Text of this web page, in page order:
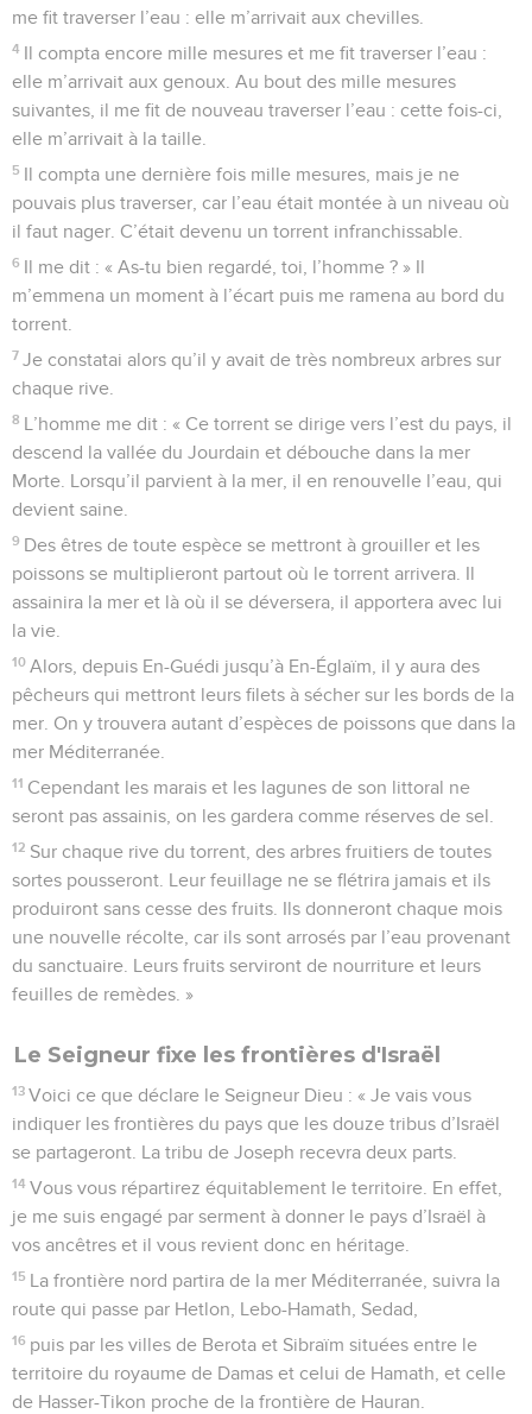
de Sadoc. Ils ont accompli fidèlement le service du Seigneur
et, contrairement aux lévites, ils n’ont pas abandonné Dieu
lorsque les Israélites se détournaient de lui.
dans le territoire réservé au Seigneur ; elle sera voisine de
celle des lévites.
Toutes deux auront vingt-cinq mille mesures de longueur sur
dans cette partie du pays, qui est la plus importante de
toutes, car elle est consacrée au Seigneur. »
Les parts de la ville et du prince
15
« Sur ce territoire réservé, il restera un terrain de cinq mille
mesures de largeur sur vingt-cinq mille de longueur. Ce sera
un terrain profane, destiné à la ville, à ses habitations et à
ses dépendances. Au centre se trouvera la ville.
16
Les dimensions de ses côtés seront de quatre mille cinq
cents mesures au nord, au sud, à l’est et à l’ouest.
Sur les quatre côtés de la ville, il y aura un espace libre de
deux cent cinquante mesures de largeur.
18 Le long de la partie consacrée au Seigneur, il restera
encore un terrain long de dix mille mesures à l’est de la ville,
et d’autant à l’ouest. On en tirera la nourriture nécessaire aux
employés de la ville.
Le personnel de la ville qui le cultivera viendra de toutes
les tribus d’Israël.
20 L’ensemble du territoire réservé au Seigneur formera un
carré de vingt-cinq mille mesures de côté, dont un quart sera
pris pour l’emplacement de la ville.
part et d’autre du territoire réservé au Seigneur et à la ville. Il
s’étendra, le long des autres parts, sur vingt-cinq mille
mesures, vers l’est jusqu’à la frontière orientale et vers
l’ouest jusqu’à la mer Méditerranée. Le territoire consacré au
Seigneur et le sanctuaire se trouveront ainsi au centre de la
partie du pays mise à part.
Le territoire des lévites et l’emplacement de la ville
couperont en deux le domaine du prince, qui sera compris
entre la part de Juda au nord et celle de Benjamin au sud. »
La part des tribus du sud
23
« Les autres tribus, avec leurs parts, sont les suivantes : la